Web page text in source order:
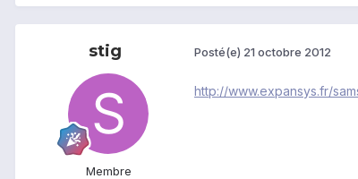
stig
Membre
Posté(e) 21 octobre 2012
http://www.expansys.fr/